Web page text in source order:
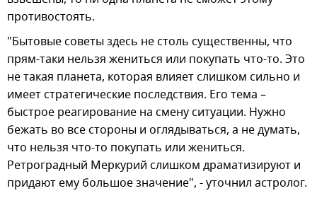
противостоять.
"Бытовые советы здесь не столь существенны, что
прям-таки нельзя жениться или покупать что-то. Это
не такая планета, которая влияет слишком сильно и
имеет стратегические последствия. Его тема –
быстрое реагирование на смену ситуации. Нужно
бежать во все стороны и оглядываться, а не думать,
что нельзя что-то покупать или жениться.
Ретроградный Меркурий слишком драматизируют и
придают ему большое значение", - уточнил астролог.